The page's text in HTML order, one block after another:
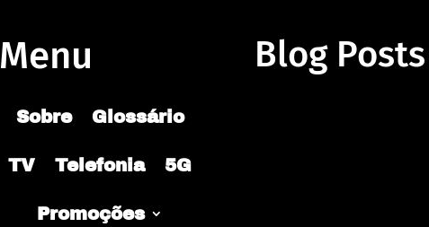
Menu
Sobre Glossário
TV Telefonia 5G
Promoções
Blog Posts